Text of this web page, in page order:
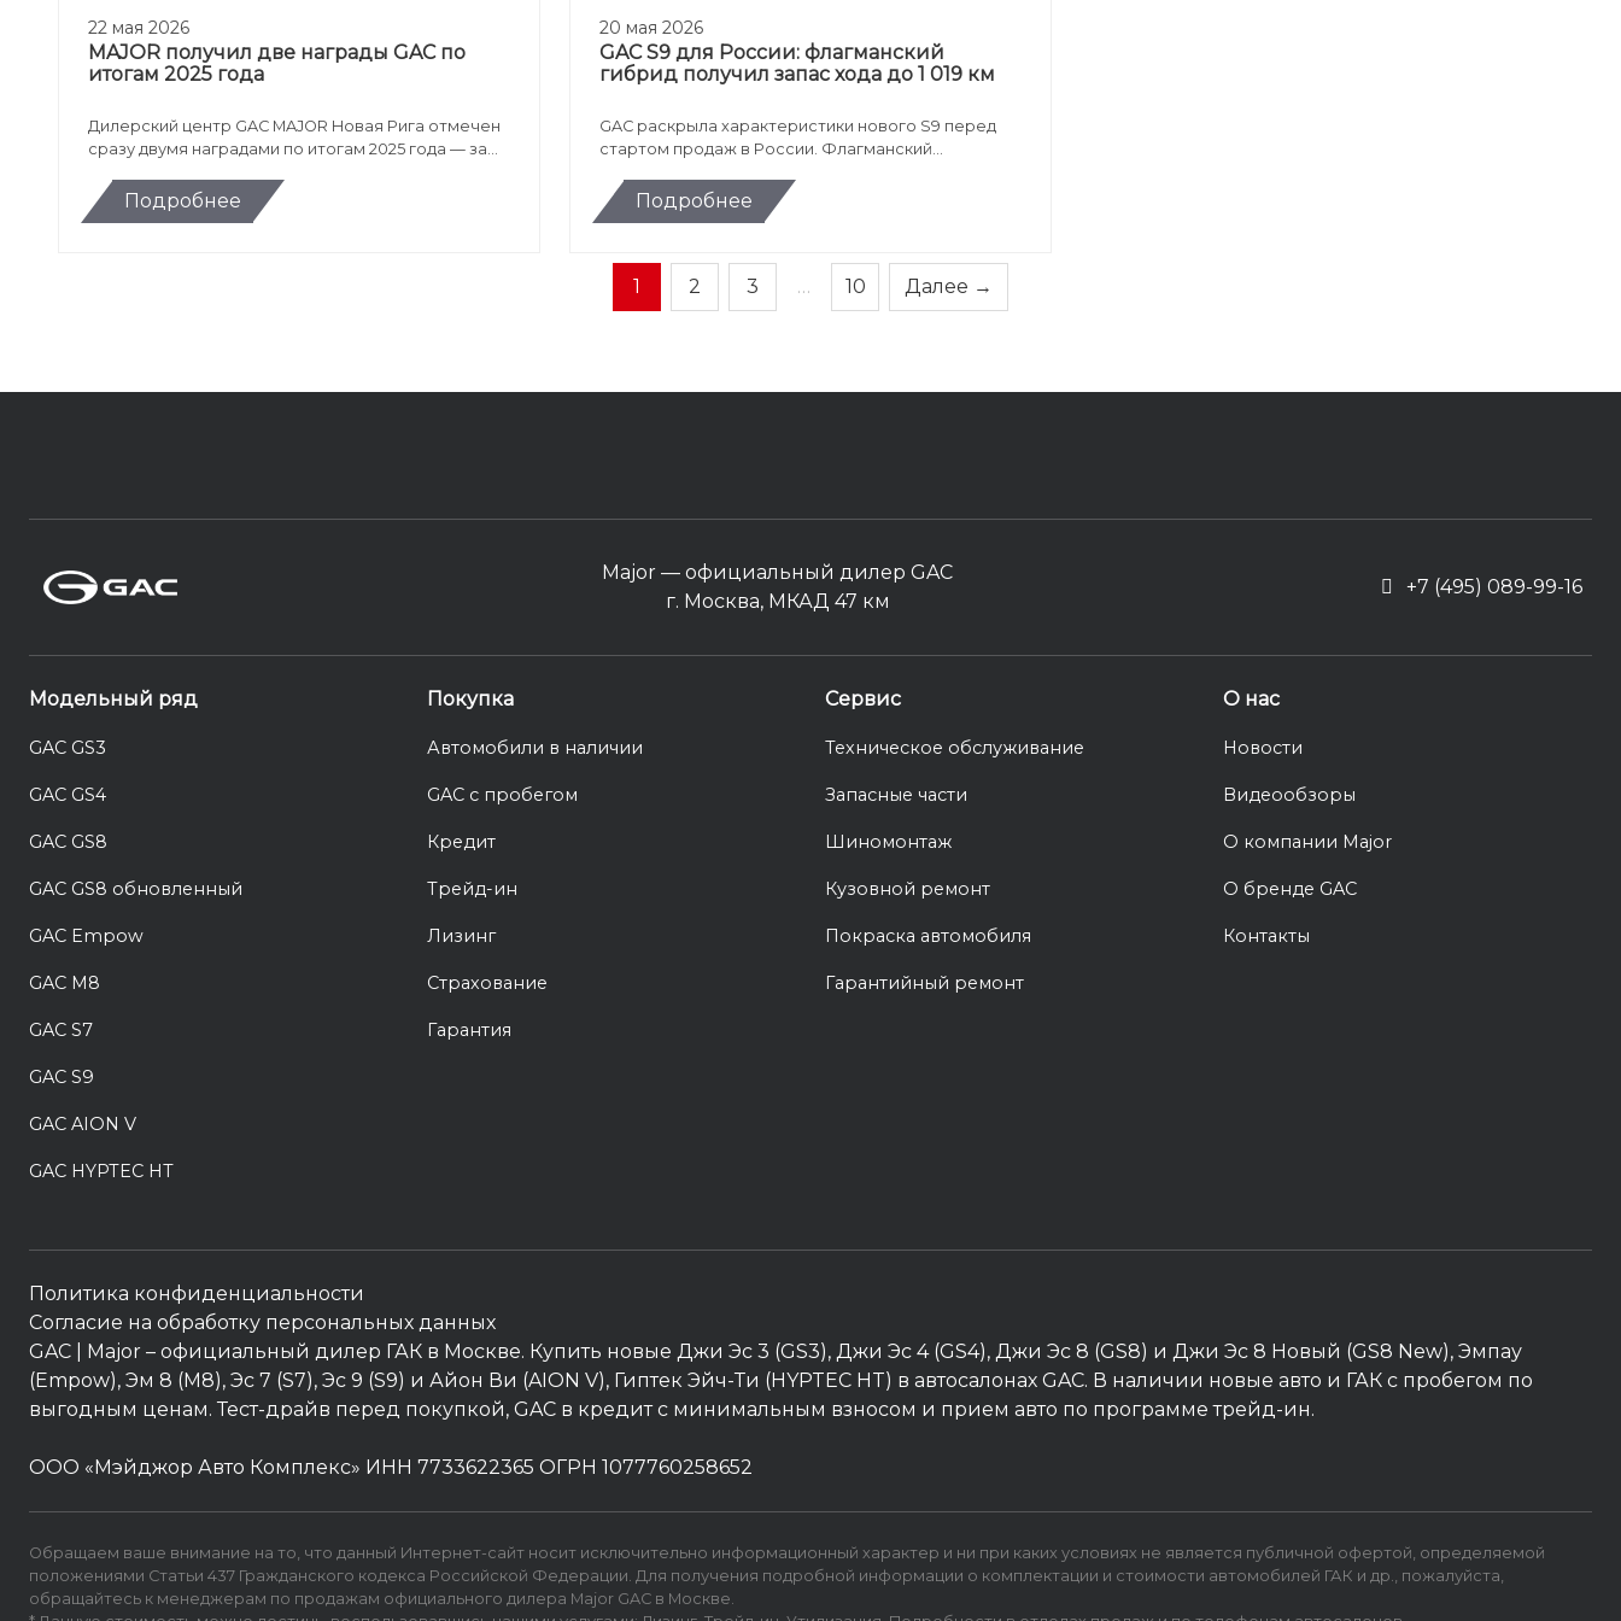
22 мая 2026
MAJOR получил две награды GAC по
итогам 2025 года
Дилерский центр GAC MAJOR Новая Рига отмечен
сразу двумя наградами по итогам 2025 года — за
направления GAC.
Подробнее
20 мая 2026
GAC S9 для России: флагманский
гибрид получил запас хода до 1 019 км
GAC раскрыла характеристики нового S9 перед
стартом продаж в России. Флагманский
последовательную гибридную установку,
электрический полный привод, запас хода до 1 019
ассистентов.
Подробнее
1 2 3 … 10 Далее →
Major — официальный дилер GAC
г. Москва, МКАД 47 км
+7 (495) 089-99-16
Модельный ряд
GAC GS3
GAC GS4
GAC GS8
GAC GS8 обновленный
GAC Empow
GAC M8
GAC S7
GAC S9
GAC AION V
GAC HYPTEC HT
Покупка
Автомобили в наличии
GAC с пробегом
Кредит
Трейд-ин
Лизинг
Страхование
Гарантия
Сервис
Техническое обслуживание
Запасные части
Шиномонтаж
Кузовной ремонт
Покраска автомобиля
Гарантийный ремонт
О нас
Новости
Видеообзоры
О компании Major
О бренде GAC
Контакты
Политика конфиденциальности
Согласие на обработку персональных данных
GAC | Major – официальный дилер ГАК в Москве. Купить новые Джи Эс 3 (GS3), Джи Эс 4 (GS4), Джи Эс 8 (GS8) и Джи Эс 8 Новый (GS8 New), Эмпау
(Empow), Эм 8 (M8), Эс 7 (S7), Эс 9 (S9) и Айон Ви (AION V), Гиптек Эйч-Ти (HYPTEC HT) в автосалонах GAC. В наличии новые авто и ГАК с пробегом по
выгодным ценам. Тест-драйв перед покупкой, GAC в кредит с минимальным взносом и прием авто по программе трейд-ин.
ООО «Мэйджор Авто Комплекс» ИНН 7733622365 ОГРН 1077760258652
Обращаем ваше внимание на то, что данный Интернет-сайт носит исключительно информационный характер и ни при каких условиях не является публичной офертой, определяемой
положениями Статьи 437 Гражданского кодекса Российской Федерации. Для получения подробной информации о комплектации и стоимости автомобилей ГАК и др., пожалуйста,
обращайтесь к менеджерам по продажам официального дилера Major GAC в Москве.